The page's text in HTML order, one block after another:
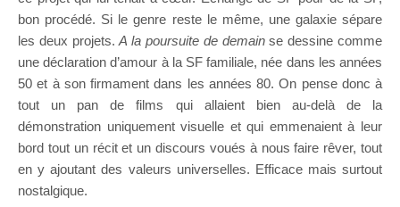
bon procédé. Si le genre reste le même, une galaxie sépare
les deux projets.A la poursuite de demainse dessine comme
une déclaration d’amour à la SF familiale, née dans les années
50 et à son firmament dans les années 80. On pense donc à
tout un pan de films qui allaient bien au-delà de la
démonstration uniquement visuelle et qui emmenaient à leur
bord tout un récit et un discours voués à nous faire rêver, tout
en y ajoutant des valeurs universelles. Efficace mais surtout
nostalgique.